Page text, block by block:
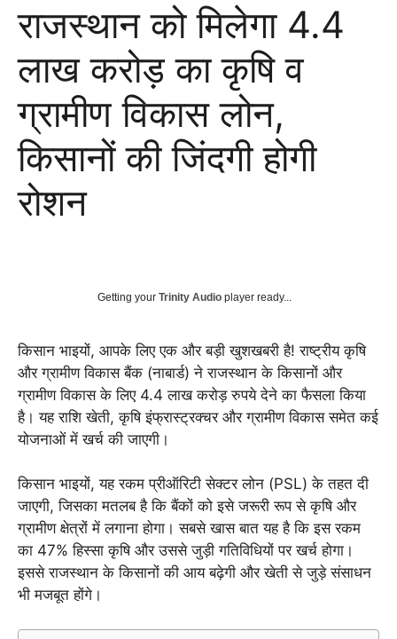
राजस्थान को मिलेगा 4.4
लाख करोड़ का कृषि व
ग्रामीण विकास लोन,
किसानों की जिंदगी होगी
रोशन
Getting your Trinity Audio player ready...
किसान भाइयों, आपके लिए एक और बड़ी खुशखबरी है! राष्ट्रीय कृषि
और ग्रामीण विकास बैंक (नाबार्ड) ने राजस्थान के किसानों और
ग्रामीण विकास के लिए 4.4 लाख करोड़ रुपये देने का फैसला किया
है। यह राशि खेती, कृषि इंफ्रास्ट्रक्चर और ग्रामीण विकास समेत कई
योजनाओं में खर्च की जाएगी।
किसान भाइयों, यह रकम प्रीऑरिटी सेक्टर लोन (PSL) के तहत दी
जाएगी, जिसका मतलब है कि बैंकों को इसे जरूरी रूप से कृषि और
ग्रामीण क्षेत्रों में लगाना होगा। सबसे खास बात यह है कि इस रकम
का 47% हिस्सा कृषि और उससे जुड़ी गतिविधियों पर खर्च होगा।
इससे राजस्थान के किसानों की आय बढ़ेगी और खेती से जुड़े संसाधन
भी मजबूत होंगे।